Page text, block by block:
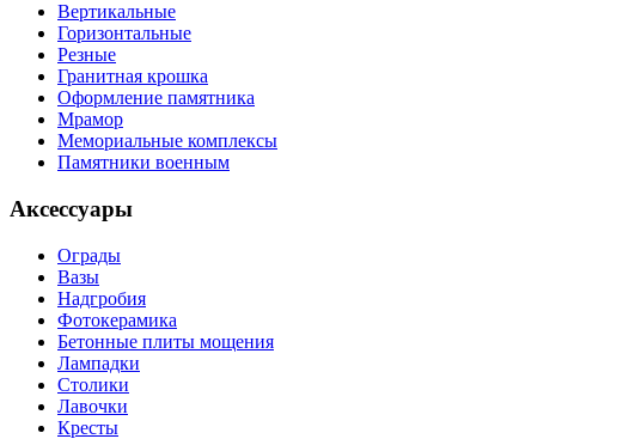
Вертикальные
Горизонтальные
Резные
Гранитная крошка
Оформление памятника
Мрамор
Мемориальные комплексы
Памятники военным
Аксессуары
Ограды
Вазы
Надгробия
Фотокерамика
Бетонные плиты мощения
Лампадки
Столики
Лавочки
Кресты